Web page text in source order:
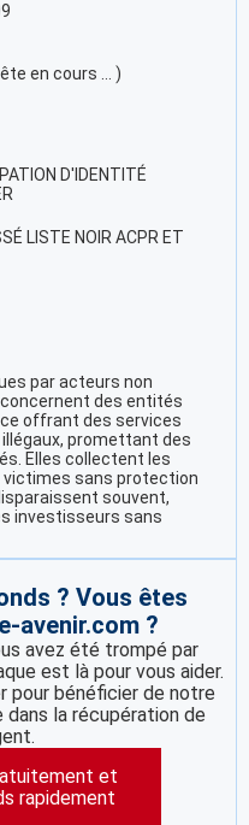
en cours … )
D'IDENTITÉ
LISTE NOIR ACPR ET
par acteurs non
des entités
offrant des services
promettant des
Elles collectent les
victimes sans protection
souvent,
investisseurs sans
? Vous êtes
avenir.com ?
avez été trompé par
est là pour vous aider.
pour bénéficier de notre
la récupération de
et
rapidement